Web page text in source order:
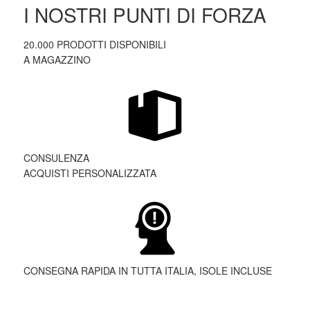
I NOSTRI PUNTI DI FORZA
20.000 PRODOTTI DISPONIBILI
A MAGAZZINO
CONSULENZA
ACQUISTI PERSONALIZZATA
CONSEGNA RAPIDA IN TUTTA ITALIA, ISOLE INCLUSE